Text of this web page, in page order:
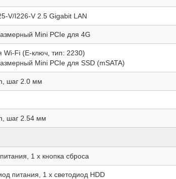
V/I226-V 2.5 Gigabit LAN
Mini PCIe для 4G
Wi-Fi (E-ключ, тип: 2230)
Mini PCIe для SSD (mSATA)
шаг 2.0 мм
шаг 2.54 мм
1 x кнопка сброса
питания, 1 x светодиод HDD